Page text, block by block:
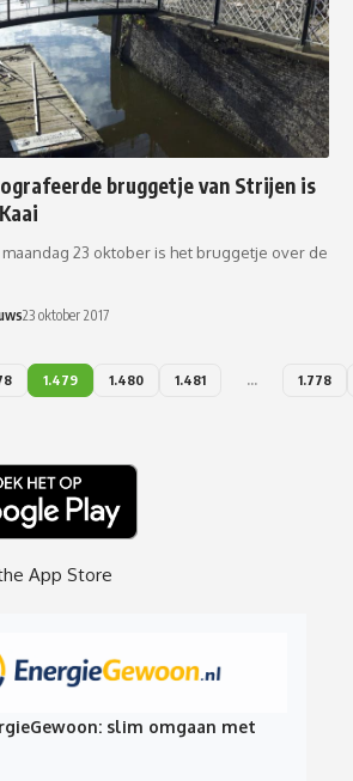
bruggetje van Strijen is
maandag 23 oktober is het bruggetje over de
23 oktober 2017
1.479 1.480 1.481 … 1.778
slim omgaan met